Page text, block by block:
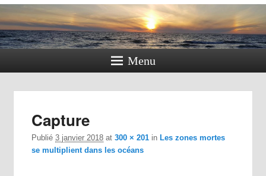
Menu
Capture
Publié3 janvier 2018 at300 × 201 in Les zones mortes
se multiplient dans les océans